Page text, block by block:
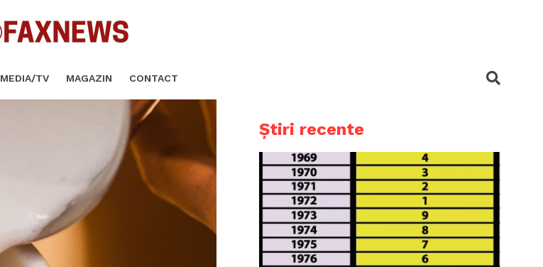
MEDIA/TV MAGAZIN CONTACT
Știri recente